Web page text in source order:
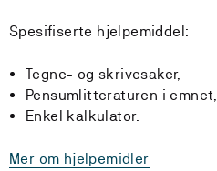
Spesifiserte hjelpemiddel:
Tegne- og skrivesaker,
Pensumlitteraturen i emnet,
Enkel kalkulator.
Mer om hjelpemidler